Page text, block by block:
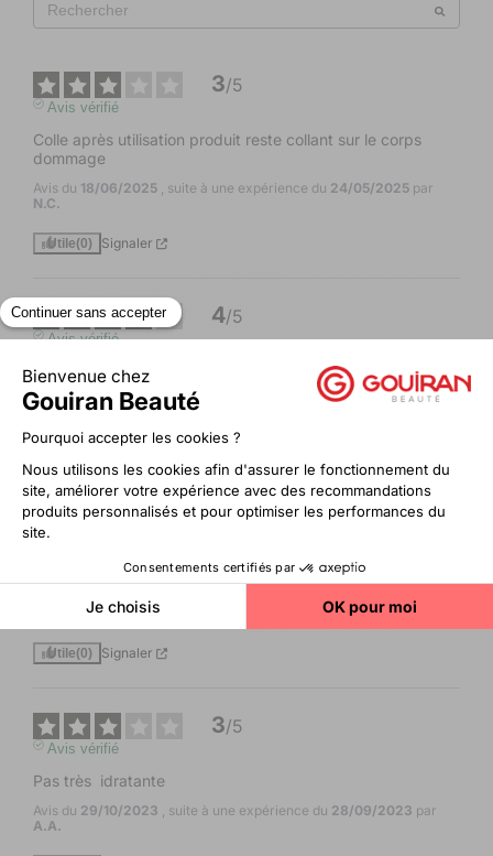
3/5
Avis vérifié
Colle après utilisation produit reste collant sur le corps
dommage
Avis du 18/06/2025 , suite à une expérience du 24/05/2025 par
N.C.
Utile(0) Signaler
4/5
Avis vérifié
Parfaite
Avis du06/11/2024 , suite à une expérience du25/10/2024 par S.C.
Utile(0) Signaler
5/5
Avis vérifié
Je ne connaissais pas et c’est une belle découverte .
19/06/2024 , suite à une expérience du01/04/2024
par
Utile(0) Signaler
3/5
Avis vérifié
Pas très  idratante
Avis du 29/10/2023 , suite à une expérience du 28/09/2023 par
A.A.